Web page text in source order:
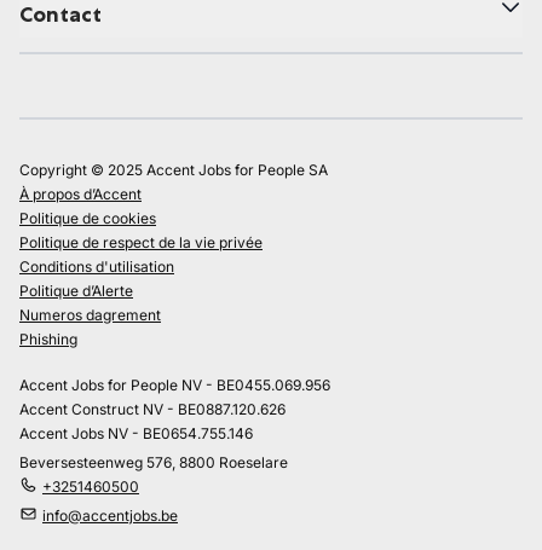
Contact
Copyright © 2025 Accent Jobs for People SA
À propos d’Accent
Politique de cookies
Politique de respect de la vie privée
Conditions d'utilisation
Politique d’Alerte
Numeros dagrement
Phishing
Accent Jobs for People NV - BE0455.069.956
Accent Construct NV - BE0887.120.626
Accent Jobs NV - BE0654.755.146
Beversesteenweg 576, 8800 Roeselare
+3251460500
info@accentjobs.be